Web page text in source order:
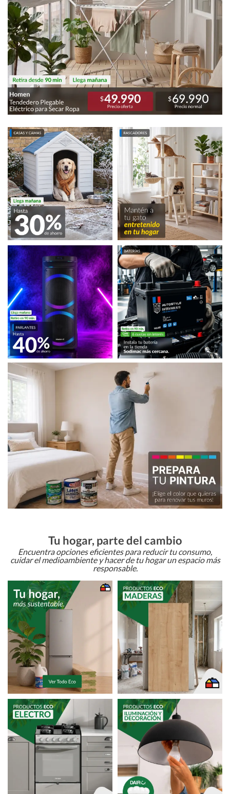
Tu hogar, parte del cambio
Encuentra opciones eficientes para reducir tu consumo,
cuidar el medioambiente y hacer de tu hogar un espacio más
responsable.